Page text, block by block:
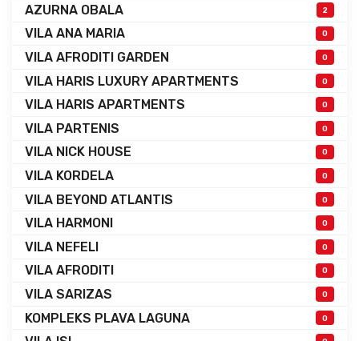
AZURNA OBALA 2
VILA ANA MARIA 0
VILA AFRODITI GARDEN 0
VILA HARIS LUXURY APARTMENTS 0
VILA HARIS APARTMENTS 0
VILA PARTENIS 0
VILA NICK HOUSE 0
VILA KORDELA 0
VILA BEYOND ATLANTIS 0
VILA HARMONI 0
VILA NEFELI 0
VILA AFRODITI 0
VILA SARIZAS 0
KOMPLEKS PLAVA LAGUNA 0